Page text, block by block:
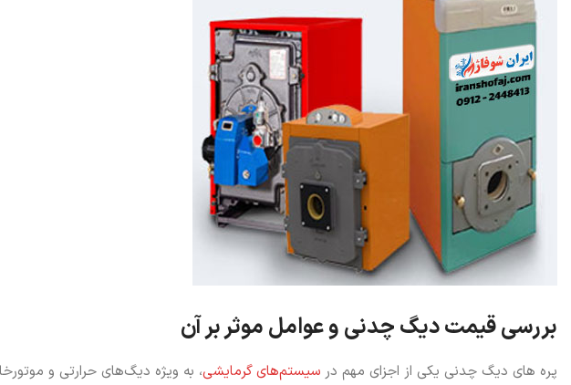
بررسی قیمت دیگ چدنی و عوامل موثر بر آن
پره های دیگ چدنی یکی از اجزای مهم در سیستم‌های گرمایشی، به ویژه دیگ‌های حرارتی و